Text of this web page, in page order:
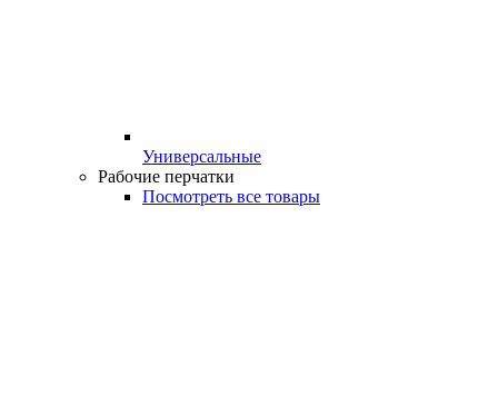
Универсальные
Рабочие перчатки
Посмотреть все товары